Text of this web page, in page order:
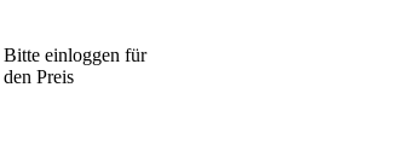
Bitte einloggen für
den Preis